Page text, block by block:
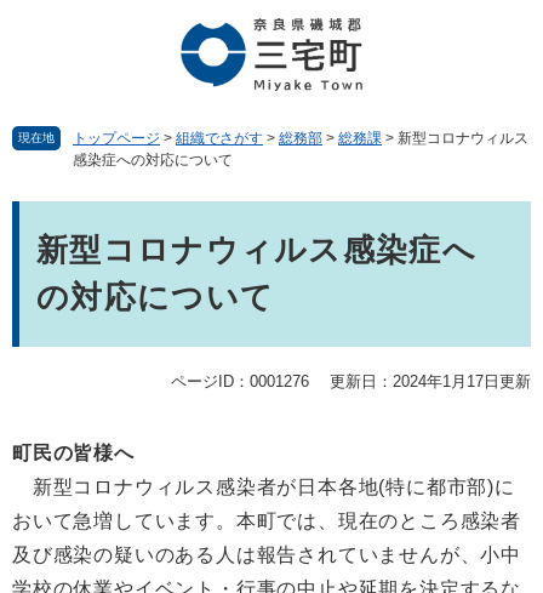
現在地 トップページ > 組織でさがす > 総務部 > 総務課 > 新型コロナウィルス
感染症への対応について
新型コロナウィルス感染症へ
の対応について
ページID：0001276 更新日：2024年1月17日更新
町民の皆様へ
新型コロナウィルス感染者が日本各地(特に都市部)に
おいて急増しています。本町では、現在のところ感染者
及び感染の疑いのある人は報告されていませんが、小中